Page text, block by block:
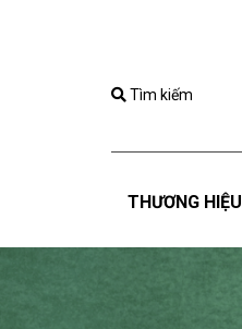
Tìm kiếm
THƯƠNG HIỆU